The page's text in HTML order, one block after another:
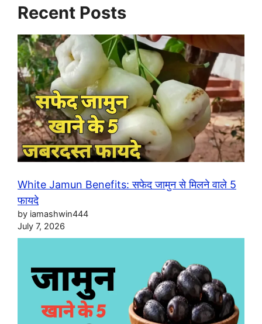
Recent Posts
White Jamun Benefits: सफेद जामुन से मिलने वाले 5
फायदे
by iamashwin444
July 7, 2026